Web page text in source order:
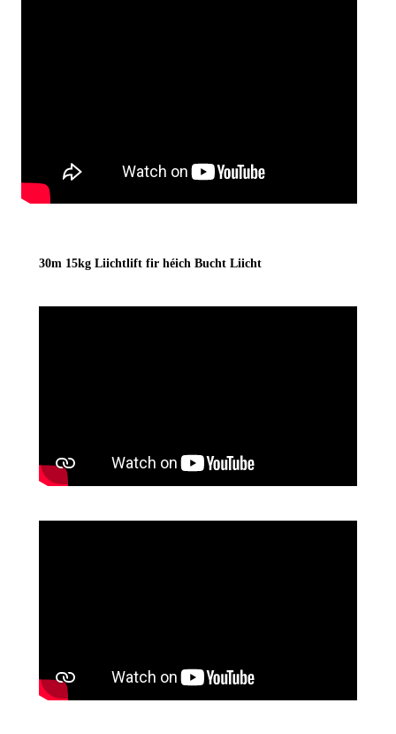
30m 15kg Liichtlift fir héich Bucht Liicht